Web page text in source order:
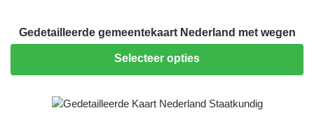
Gedetailleerde gemeentekaart Nederland met wegen
Selecteer opties